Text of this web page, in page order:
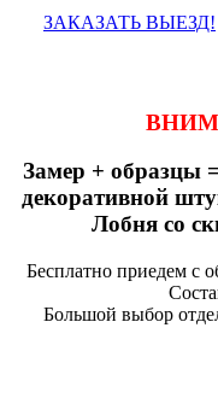
ЗАКАЗАТЬ ВЫЕЗД!
Замер + образцы
декоративной
Лобня со
Бесплатно приедем с
Большой выбор